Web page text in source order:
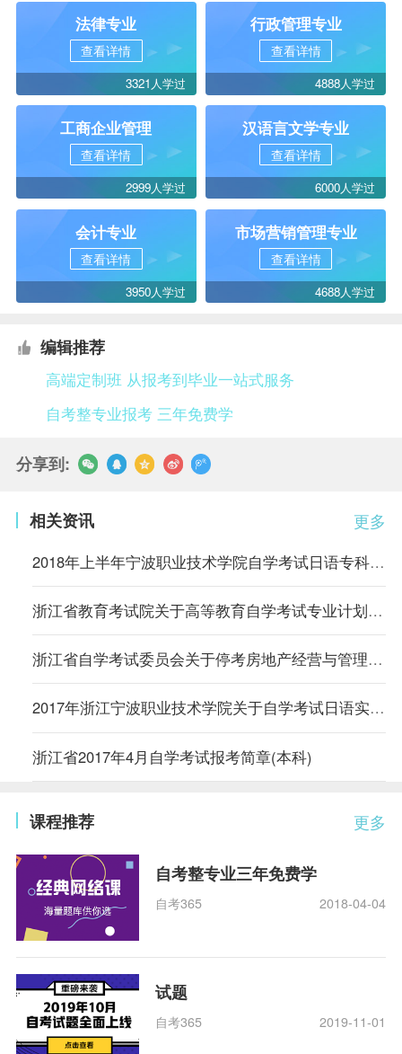
法律专业
查看详情
3321人学过
行政管理专业
查看详情
4888人学过
工商企业管理
查看详情
2999人学过
汉语言文学专业
查看详情
6000人学过
会计专业
查看详情
3950人学过
市场营销管理专业
查看详情
4688人学过
编辑推荐
高端定制班 从报考到毕业一站式服务
自考整专业报考 三年免费学
分享到:
更多
相关资讯
2018年上半年宁波职业技术学院自学考试日语专科实践课程考试的通知
浙江省教育考试院关于高等教育自学考试专业计划执行有关问题的通知
浙江省自学考试委员会关于停考房地产经营与管理等15个自考专业的通知
2017年浙江宁波职业技术学院关于自学考试日语实践考试通知
浙江省2017年4月自学考试报考简章(本科)
更多
课程推荐
自考整专业三年免费学
自考365 2018-04-04
试题
自考365 2019-11-01